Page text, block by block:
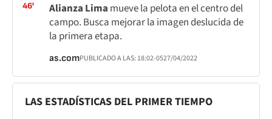
46' Alianza Lima mueve la pelota en el centro del
campo. Busca mejorar la imagen deslucida de
la primera etapa.
as.comPUBLICADO A LAS: 18:02-0527/04/2022
LAS ESTADÍSTICAS DEL PRIMER TIEMPO